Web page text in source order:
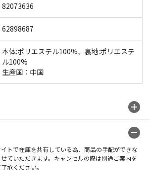
82073636
62898687
本体:ポリエステル100%、裏地:ポリエステ
ル100%
生産国：中国
トで在庫を共有している為、商品の手配ができな
ていただきます。キャンセルの際は別途ご案内を
承ください。